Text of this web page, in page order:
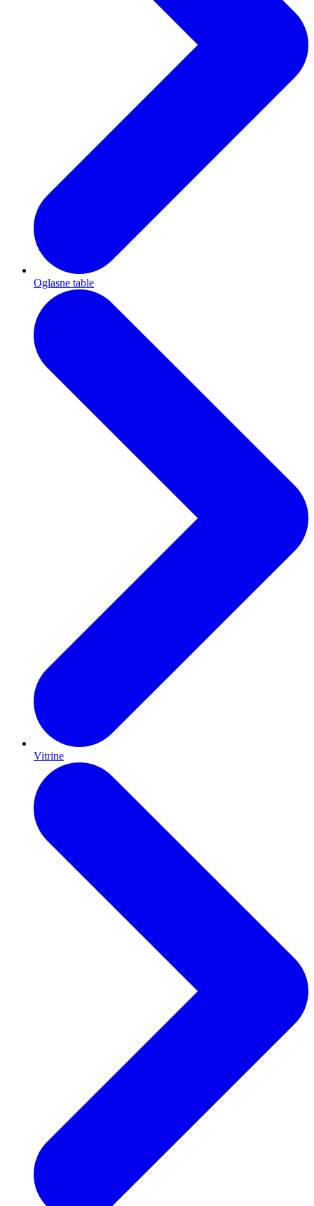
Oglasne table
Vitrine